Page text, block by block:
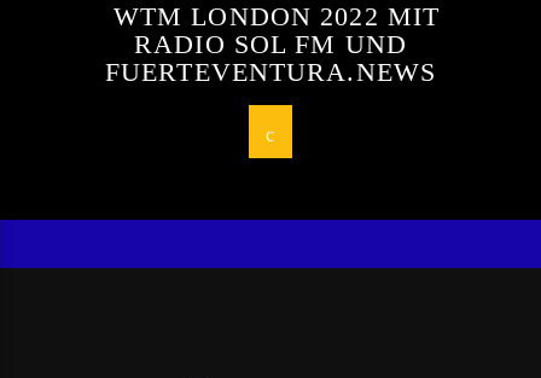
WTM LONDON 2022 MIT
RADIO SOL FM UND
FUERTEVENTURA.NEWS